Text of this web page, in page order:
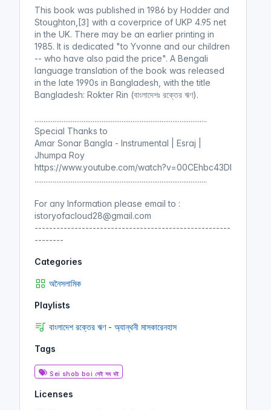
This book was published in 1986 by Hodder and
Stoughton,[3] with a coverprice of UKP 4.95 net
in the UK. There may be an earlier printing in
1985. It is dedicated "to Yvonne and our children
-- who have also paid the price". A Bengali
language translation of the book was released
in the late 1990s in Bangladesh, with the title
Bangladesh: Rokter Rin (বাংলাদেশঃ রক্তের ঋণ).
...............................................................................................
Special Thanks to
Amar Sonar Bangla - Instrumental | Esraj |
Jhumpa Roy
https://www.youtube.com/watch?v=00CEhbc43DI
...............................................................................................
For any Information please email to :
istoryofacloud28@gmail.com
------------------------------------------------------
--------
Categories
অনৈসলামিক
Playlists
বাংলাদেশ রক্তের ঋণ - অ্যান্থনী মাসকারেনহাস
Tags
Sei shob boi সেই সব বই
Licenses